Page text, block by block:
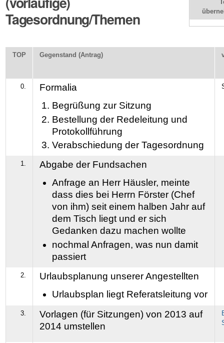
Tagesordnung/Themen
TOP Gegenstand (Antrag)
0.
Formalia
Begrüßung zur Sitzung
Bestellung der Redeleitung und
Protokollführung
Verabschiedung der Tagesordnung
1.
Abgabe der Fundsachen
Anfrage an Herr Häusler, meinte
dass dies bei Herrn Förster (Chef
von ihm) seit einem halben Jahr auf
dem Tisch liegt und er sich
Gedanken dazu machen wollte
nochmal Anfragen, was nun damit
passiert
2.
Urlaubsplanung unserer Angestellten
Urlaubsplan liegt Referatsleitung vor
3.
Vorlagen (für Sitzungen) von 2013 auf
2014 umstellen